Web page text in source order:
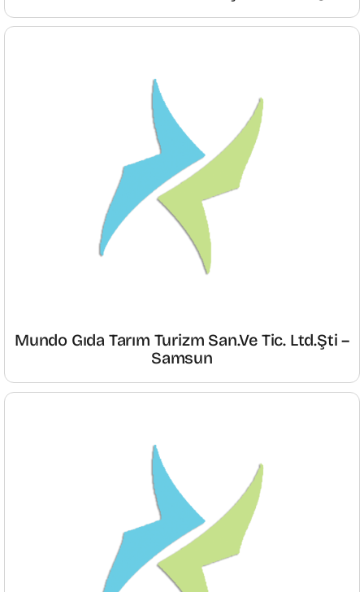
Mundo Gıda Tarım Turizm San.ve Tic. Ltd.Şti –
Samsun